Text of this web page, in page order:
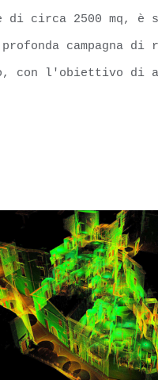
di circa 2500 mq, è
campagna
con l'obiettivo di